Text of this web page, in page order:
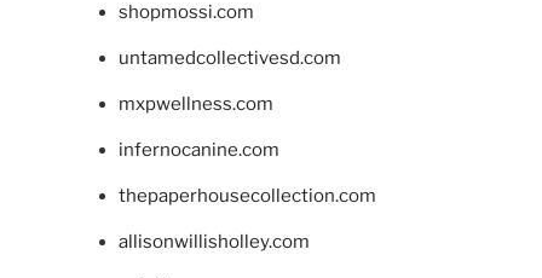
shopmossi.com
untamedcollectivesd.com
mxpwellness.com
infernocanine.com
thepaperhousecollection.com
allisonwillisholley.com